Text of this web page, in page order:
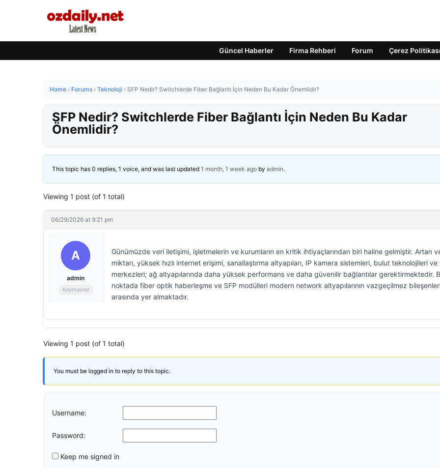
Güncel Haberler Firma Rehberi Forum Çerez Politikası
Home › Forums › Teknoloji › SFP Nedir? Switchlerde Fiber Bağlantı İçin Neden Bu Kadar Önemlidir?
SFP Nedir? Switchlerde Fiber Bağlantı İçin Neden Bu Kadar
Önemlidir?
This topic has 0 replies, 1 voice, and was last updated 1 month, 1 week ago by admin.
Viewing 1 post (of 1 total)
06/29/2026 at 9:21 pm
A
admin
Keymaster
Günümüzde veri iletişimi, işletmelerin ve kurumların en kritik ihtiyaçlarından biri haline gelmiştir. Artan
miktarı, yüksek hızlı internet erişimi, sanallaştırma altyapıları, IP kamera sistemleri, bulut teknolojileri ve
merkezleri; ağ altyapılarında daha yüksek performans ve daha güvenilir bağlantılar gerektirmektedir.
noktada fiber optik haberleşme ve SFP modülleri modern network altyapılarının vazgeçilmez
arasında yer almaktadır.
Viewing 1 post (of 1 total)
You must be logged in to reply to this topic.
Username:
Password:
Keep me signed in